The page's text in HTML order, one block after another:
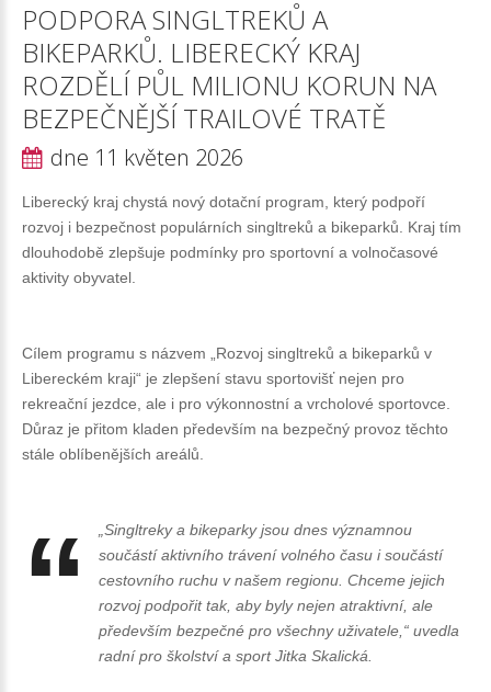
PODPORASINGLTREKŮ A
BIKEPARKŮ. LIBERECKÝ KRAJ
ROZDĚLÍ PŮL MILIONU KORUN NA
BEZPEČNĚJŠÍ TRAILOVÉ TRATĚ
dne 11 květen 2026
Liberecký kraj chystá nový dotační program, který podpoří
rozvoj i bezpečnost populárních singltreků a bikeparků. Kraj tím
dlouhodobě zlepšuje podmínky pro sportovní a volnočasové
aktivity obyvatel.
Cílem programu s názvem „Rozvoj singltreků a bikeparků v
Libereckém kraji“ je zlepšení stavu sportovišť nejen pro
rekreační jezdce, ale i pro výkonnostní a vrcholové sportovce.
Důraz je přitom kladen především na bezpečný provoz těchto
stále oblíbenějších areálů.
„Singltreky a bikeparky jsou dnes významnou
součástí aktivního trávení volného času i součástí
cestovního ruchu v našem regionu. Chceme jejich
rozvoj podpořit tak, aby byly nejen atraktivní, ale
především bezpečné pro všechny uživatele,“ uvedla
radní pro školství a sport Jitka Skalická.